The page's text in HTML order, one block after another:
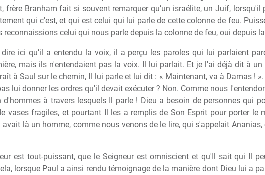
frère Branham fait si souvent remarquer qu’un israélite, un Juif, lorsqu'il
qui c'est, et qui est celui qui lui parle de cette colonne de feu.
reconnaissions celui qui nous parle depuis la colonne de feu, oui depuis
ici qu’il a entendu la voix, il a perçu les paroles qui lui parlaient
mais ils n'entendaient pas la voix. Il lui parlait. Et je l'ai déjà dit à
à Saul sur le chemin, Il lui parle et lui dit : « Maintenant, va à Damas !
lui donner les ordres qu'il devait exécuter ? Non. Comme nous
d'hommes à travers lesquels Il parle ! Dieu a besoin de personnes qui
vases fragiles, et pourtant Il les a remplis de Son Esprit pour porter le
là un homme, comme nous venons de le lire, qui s'appelait Ananias,
est tout-puissant, que le Seigneur est omniscient et qu'Il sait qui Il
lorsque Paul a ainsi rendu témoignage de la manière dont Dieu lui a